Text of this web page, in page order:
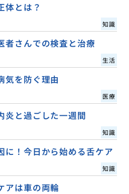
体とは？
知識
者さんでの検査と治療
生活
気を防ぐ理由
医療
炎と過ごした一週間
知識
に！今日から始める舌ケア
知識
アは車の両輪